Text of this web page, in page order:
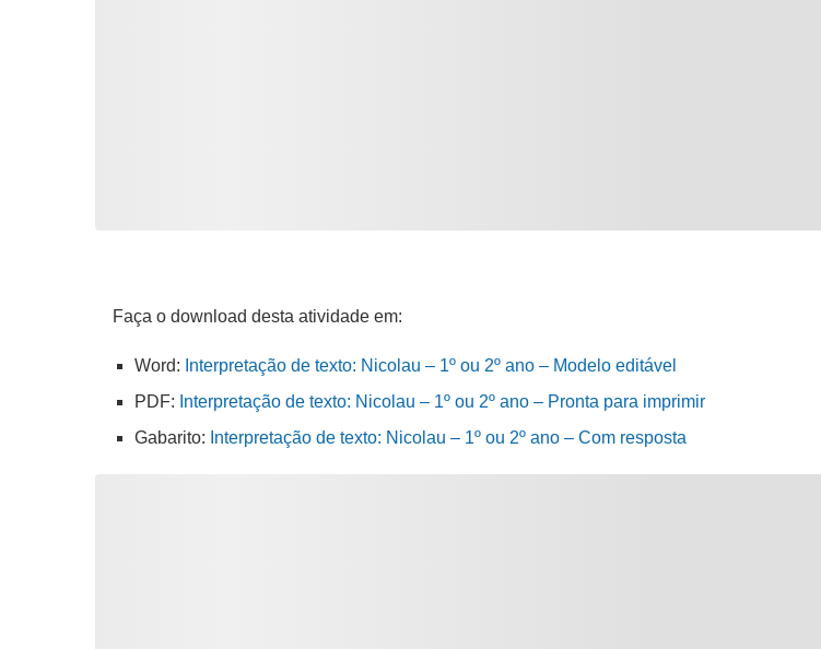
Faça o download desta atividade em:
Word: Interpretação de texto: Nicolau – 1º ou 2º ano – Modelo editável
PDF: Interpretação de texto: Nicolau – 1º ou 2º ano – Pronta para imprimir
Gabarito: Interpretação de texto: Nicolau – 1º ou 2º ano – Com resposta